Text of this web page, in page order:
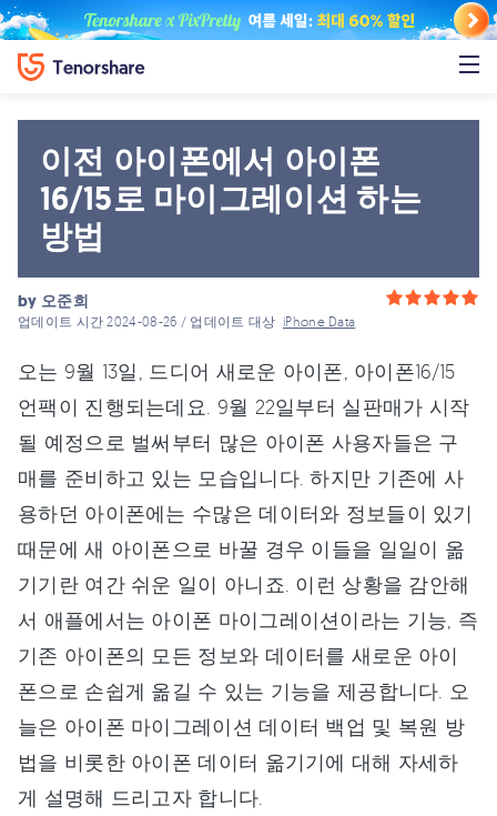
이전 아이폰에서 아이폰
16/15로 마이그레이션 하는
방법
by 오준희
업데이트 시간 2024-08-26 / 업데이트 대상iPhone Data
오는 9월 13일, 드디어 새로운 아이폰, 아이폰16/15
언팩이 진행되는데요. 9월 22일부터 실판매가 시작
될 예정으로 벌써부터 많은 아이폰 사용자들은 구
매를 준비하고 있는 모습입니다. 하지만 기존에 사
용하던 아이폰에는 수많은 데이터와 정보들이 있기
때문에 새 아이폰으로 바꿀 경우 이들을 일일이 옮
기기란 여간 쉬운 일이 아니죠. 이런 상황을 감안해
서 애플에서는 아이폰 마이그레이션이라는 기능, 즉
기존 아이폰의 모든 정보와 데이터를 새로운 아이
폰으로 손쉽게 옮길 수 있는 기능을 제공합니다. 오
늘은 아이폰 마이그레이션 데이터 백업 및 복원 방
법을 비롯한 아이폰 데이터 옮기기에 대해 자세하
게 설명해 드리고자 합니다.